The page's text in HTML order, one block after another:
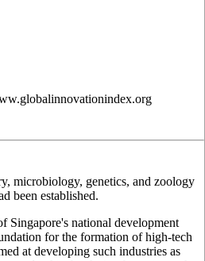
microbiology, genetics, and zoology
been established.
Singapore's national development
for the formation of high-tech
at developing such industries as